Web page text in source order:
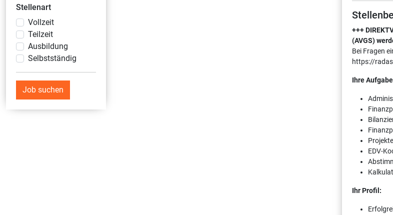
Stellenart
Vollzeit
Teilzeit
Ausbildung
Selbstständig
Job suchen
+++
(AVGS)
Bei Fragen
https://
Ihre
EDV-
Ihr Profil: